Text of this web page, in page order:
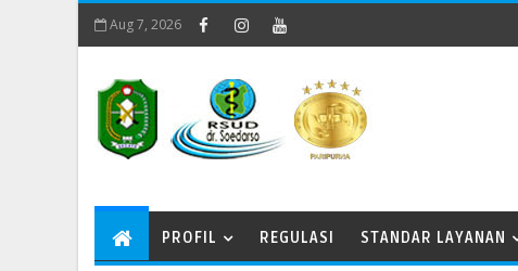
Aug 7, 2026
PROFIL REGULASI STANDAR LAYANAN